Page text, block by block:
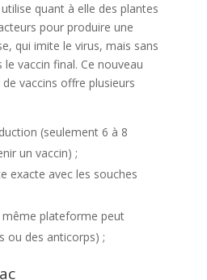
quant à elle des plantes
pour produire une
qui imite le virus, mais sans
vaccin final. Ce nouveau
vaccins offre plusieurs
(seulement 6 à 8
un vaccin) ;
exacte avec les souches
même plateforme peut
ou des anticorps) ;